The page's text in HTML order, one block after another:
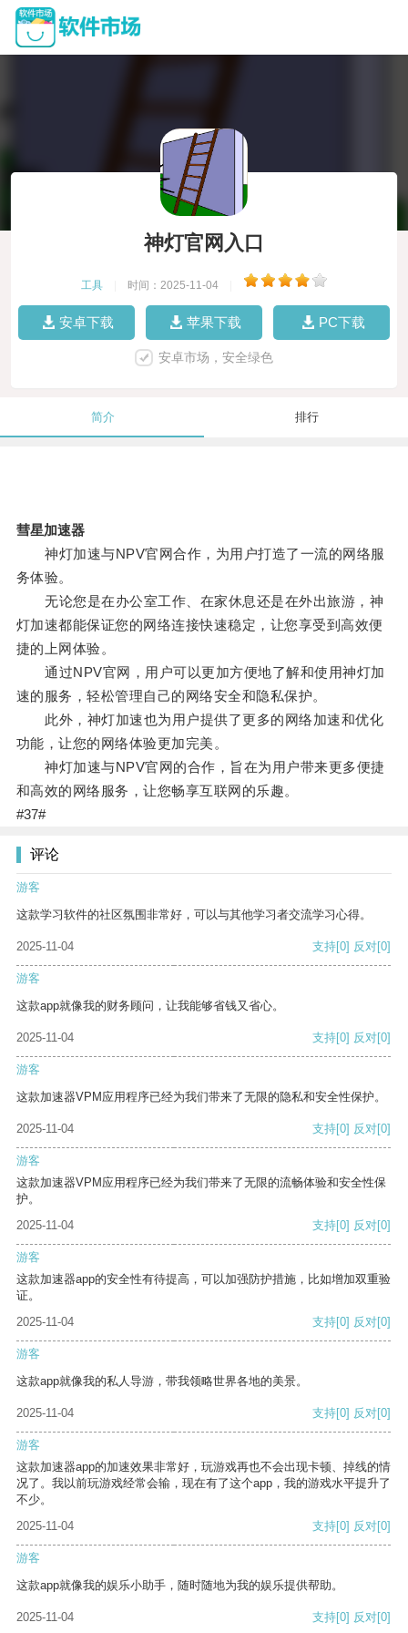
神灯官网入口
工具 时间：2025-11-04
安卓下载 苹果下载 PC下载
安卓市场，安全绿色
简介 排行
彗星加速器
神灯加速与NPV官网合作，为用户打造了一流的网络服
务体验。
无论您是在办公室工作、在家休息还是在外出旅游，神
灯加速都能保证您的网络连接快速稳定，让您享受到高效便
捷的上网体验。
通过NPV官网，用户可以更加方便地了解和使用神灯加
速的服务，轻松管理自己的网络安全和隐私保护。
此外，神灯加速也为用户提供了更多的网络加速和优化
功能，让您的网络体验更加完美。
神灯加速与NPV官网的合作，旨在为用户带来更多便捷
和高效的网络服务，让您畅享互联网的乐趣。
#37#
评论
游客
这款学习软件的社区氛围非常好，可以与其他学习者交流学习心得。
2025-11-04 支持[0] 反对[0]
游客
这款app就像我的财务顾问，让我能够省钱又省心。
2025-11-04 支持[0] 反对[0]
游客
这款加速器VPM应用程序已经为我们带来了无限的隐私和安全性保护。
2025-11-04 支持[0] 反对[0]
游客
这款加速器VPM应用程序已经为我们带来了无限的流畅体验和安全性保
护。
2025-11-04
支持[0] 反对[0]
游客
这款加速器app的安全性有待提高，可以加强防护措施，比如增加双重验
证。
2025-11-04
支持[0] 反对[0]
游客
这款app就像我的私人导游，带我领略世界各地的美景。
2025-11-04 支持[0] 反对[0]
游客
这款加速器app的加速效果非常好，玩游戏再也不会出现卡顿、掉线的情
况了。我以前玩游戏经常会输，现在有了这个app，我的游戏水平提升了
不少。
2025-11-04
支持[0] 反对[0]
游客
这款app就像我的娱乐小助手，随时随地为我的娱乐提供帮助。
2025-11-04 支持[0] 反对[0]